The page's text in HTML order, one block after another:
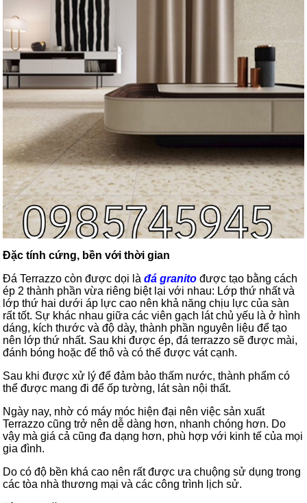
Đặc tính cứng, bền với thời gian
Đá Terrazzo còn được dọi làđá granito được tạo bằng cách
ép 2 thành phần vừa riêng biệt lại với nhau: Lớp thứ nhất và
lớp thứ hai dưới áp lực cao nên khả năng chịu lực của sàn
rất tốt. Sự khác nhau giữa các viên gạch lát chủ yếu là ở hình
dáng, kích thước và độ dày, thành phần nguyên liệu để tạo
nên lớp thứ nhất. Sau khi được ép, đá terrazzo sẽ được mài,
đánh bóng hoặc để thô và có thể được vát cạnh.
Sau khi được xử lý để đảm bảo thấm nước, thành phẩm có
thể được mang đi để ốp tường, lát sàn nội thất.
Ngày nay, nhờ có máy móc hiện đại nên việc sản xuất
Terrazzo cũng trở nên dễ dàng hơn, nhanh chóng hơn. Do
vậy mà giá cả cũng đa dạng hơn, phù hợp với kinh tế của mọi
gia đình.
Do có độ bền khá cao nên rất được ưa chuộng sử dụng trong
các tòa nhà thương mại và các công trình lịch sử.